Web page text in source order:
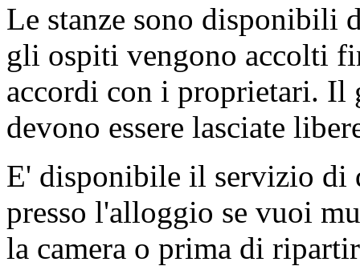
Le stanze sono disponibili
gli ospiti vengono accolti
accordi con i proprietari. Il
devono essere lasciate
E' disponibile il servizio di
presso l'alloggio se vuoi
la camera o prima di